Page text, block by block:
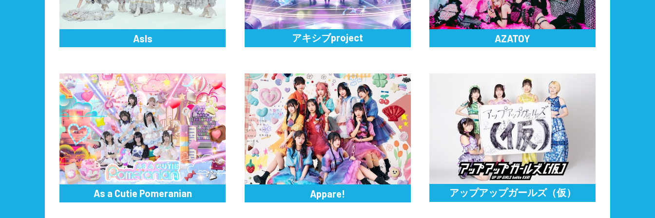
AsIs アキシブproject AZATOY
As a Cutie Pomeranian Appare! アップアップガールズ（仮）